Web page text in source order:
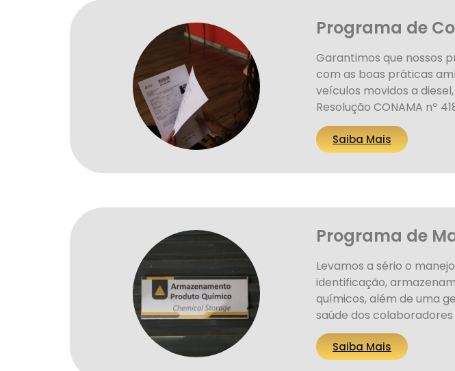
Programa de
Garantimos que nossos
com as boas práticas
veículos movidos a
Resolução CONAMA nº
Saiba Mais
Programa de
Levamos a sério o
identificação,
químicos, além de uma
saúde dos
Saiba Mais